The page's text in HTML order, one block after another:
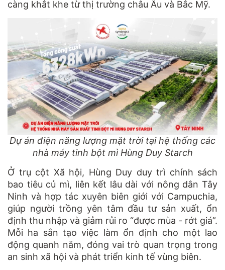
càng khắt khe từ thị trường châu Âu và Bắc Mỹ.
Dự án điện năng lượng mặt trời tại hệ thống các
nhà máy tinh bột mì Hùng Duy Starch
Ở trụ cột Xã hội, Hùng Duy duy trì chính sách
bao tiêu củ mì, liên kết lâu dài với nông dân Tây
Ninh và hợp tác xuyên biên giới với Campuchia,
giúp người trồng yên tâm đầu tư sản xuất, ổn
định thu nhập và giảm rủi ro “được mùa - rớt giá”.
Mỗi ha sắn tạo việc làm ổn định cho một lao
động quanh năm, đóng vai trò quan trọng trong
an sinh xã hội và phát triển kinh tế vùng biên.